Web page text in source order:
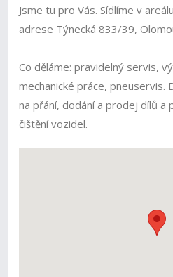
Jsme tu pro Vás. Sídlíme v
adrese Týnecká 833/39,
Co děláme: pravidelný servis,
mechanické práce, pneuservis.
na přání, dodání a prodej dílů a
čištění vozidel.